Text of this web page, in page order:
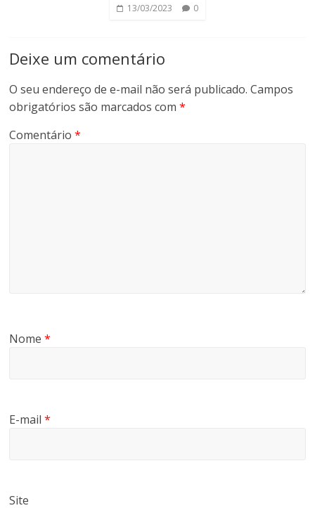
13/03/2023 0
Deixe um comentário
O seu endereço de e-mail não será publicado. Campos
obrigatórios são marcados com*
Comentário*
Nome*
E-mail*
Site